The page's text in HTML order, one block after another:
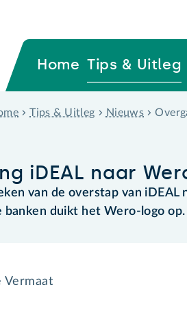
Home Tips & Uitleg
Tips & Uitleg Nieuws
iDEAL naar
van de overstap van iDEAL
banken duikt het Wero-logo op.
Vermaat